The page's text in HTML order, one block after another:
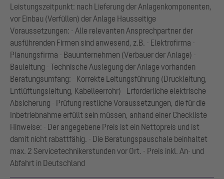
Leistungszeitpunkt: nach Lieferung der Anlagenkomponenten,
vor Einbau (Verfüllen) der Anlage Hausseitige
Voraussetzungen: - Alle relevanten Ansprechpartner der
ausführenden Firmen sind anwesend, z.B. - Elektrofirma -
Planungsfirma - Bauunternehmen (Verbauer der Anlage) -
Bauleitung - Technische Auslegung der Anlage vorhanden
Beratungsumfang: - Korrekte Leitungsführung (Druckleitung,
Entlüftungsleitung, Kabelleerrohr) - Erforderliche elektrische
Absicherung - Prüfung restliche Voraussetzungen, die für die
Inbetriebnahme erfüllt sein müssen, anhand einer Checkliste
Hinweise: - Der angegebene Preis ist ein Nettopreis und ist
damit nicht rabattfähig. - Die Beratungspauschale beinhaltet
max. 2 Servicetechnikerstunden vor Ort. - Preis inkl. An- und
Abfahrt in Deutschland